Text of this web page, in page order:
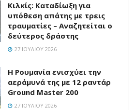
Κιλκίς: Καταδίωξη για
υπόθεση απάτης με τρεις
τραυματίες – Αναζητείται ο
δεύτερος δράστης
27 ΙΟΥΛΊΟΥ 2026
Η Ρουμανία ενισχύει την
αεράμυνά της με 12 ραντάρ
Ground Master 200
27 ΙΟΥΛΊΟΥ 2026